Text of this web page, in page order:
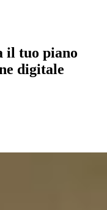
il tuo piano
digitale